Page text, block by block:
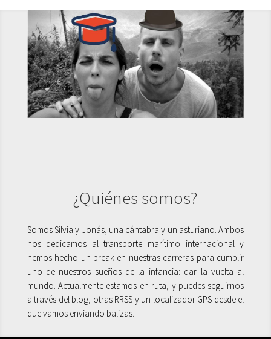
¿Quiénes somos?
Somos Silvia y Jonás, una cántabra y un asturiano. Ambos
nos dedicamos al transporte marítimo internacional y
hemos hecho un break en nuestras carreras para cumplir
uno de nuestros sueños de la infancia: dar la vuelta al
mundo. Actualmente estamos en ruta, y puedes seguirnos
a través del blog, otras RRSS y un localizador GPS desde el
que vamos enviando balizas.